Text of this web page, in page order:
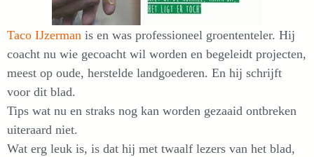
Taco IJzerman is en was professioneel groententeler. Hij
coacht nu wie gecoacht wil worden en begeleidt projecten,
meest op oude, herstelde landgoederen. En hij schrijft
voor dit blad.
Tips wat nu en straks nog kan worden gezaaid ontbreken
uiteraard niet.
Wat erg leuk is, is dat hij met twaalf lezers van het blad,